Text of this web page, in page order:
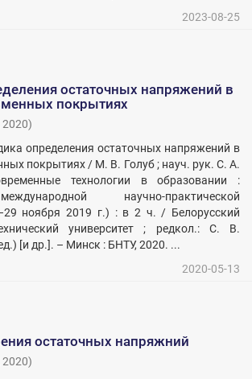
2023-08-25
остаточных напряжений в
покрытиях
2020)
определения остаточных напряжений в
покрытиях / М. В. Голуб ; науч. рук. С. А.
технологии в образовании :
научно-практической
ноября 2019 г.) : в 2 ч. / Белорусский
университет ; редкол.: С. В.
[и др.]. – Минск : БНТУ, 2020. ...
2020-05-13
остаточных напряжний
2020)